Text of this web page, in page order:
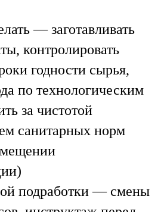
— заготавливать
контролировать
годности сырья,
по технологическим
за чистотой
санитарных норм
подработки— смены